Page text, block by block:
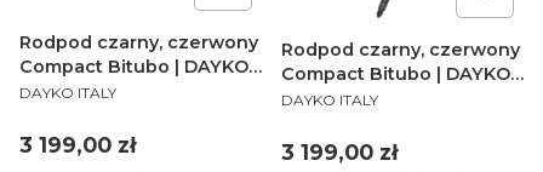
Rodpod czarny, czerwony
Compact Bitubo | DAYKO |
Nero Rosso 3 wędki
PRODUCENT
DAYKO ITALY
Cena
3 199,00 zł
Rodpod czarny, czerwony
Compact Bitubo | DAYKO |
Nero Rosso 4 wędki
PRODUCENT
DAYKO ITALY
Cena
3 199,00 zł